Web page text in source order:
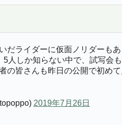
だライダーに仮面ノリダーも
5人しか知らない中で、試写会
の皆さんも昨日の公開で初め
2019年7月26日